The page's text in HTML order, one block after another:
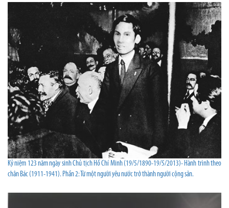
Kỷ niệm 123 năm ngày sinh Chủ tịch Hồ Chí Minh (19/5/1890-19/5/2013)- Hành trình theo
chân Bác (1911-1941). Phần 2: Từ một người yêu nước trở thành người cộng sản.